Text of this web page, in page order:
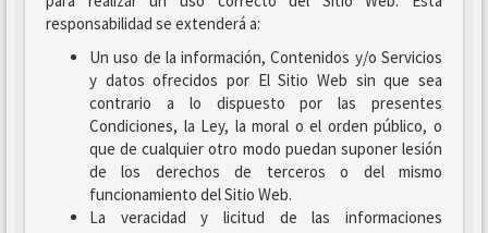
responsabilidad se extenderá a:
Un uso de la información, Contenidos y/o Servicios
y datos ofrecidos por El Sitio Web sin que sea
contrario a lo dispuesto por las presentes
Condiciones, la Ley, la moral o el orden público, o
que de cualquier otro modo puedan suponer lesión
de los derechos de terceros o del mismo
funcionamiento del Sitio Web.
La veracidad y licitud de las informaciones